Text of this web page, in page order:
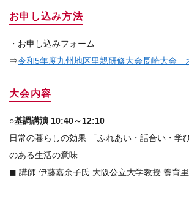
お申し込み方法
・お申し込みフォーム
⇒令和5年度九州地区里親研修大会長崎大会
大会内容
○基調講演 10:40～12:10
日常の暮らしの効果 「ふれあい・話合い・学
のある生活の意味
◼ 講師 伊藤嘉余子氏 大阪公立大学教授 養育